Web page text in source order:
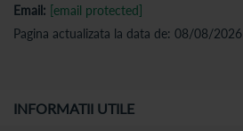
Email: [email protected]
Pagina actualizata la data de: 08/08/2026
INFORMATII UTILE